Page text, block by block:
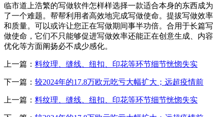
临市道上浩繁的写做软件怎样样选择一款适合本身的东西成为
了一个难题。帮帮利用者高效地完成写做使命。提拔写做效率
和质量。可以或许让您正在写做期间事半功倍。合用于长篇写
做使命，它们不只能够促进写做效率还能正在创意生成、内容
优化等方面阐扬必不成少感化。
上一篇： 料纹理、缝线、纽扣、印花等环节细节恍惚失实
下一篇： 较2024年的17.8万欧元吃亏大幅扩大；远超疫情前
上一篇： 料纹理、缝线、纽扣、印花等环节细节恍惚失实